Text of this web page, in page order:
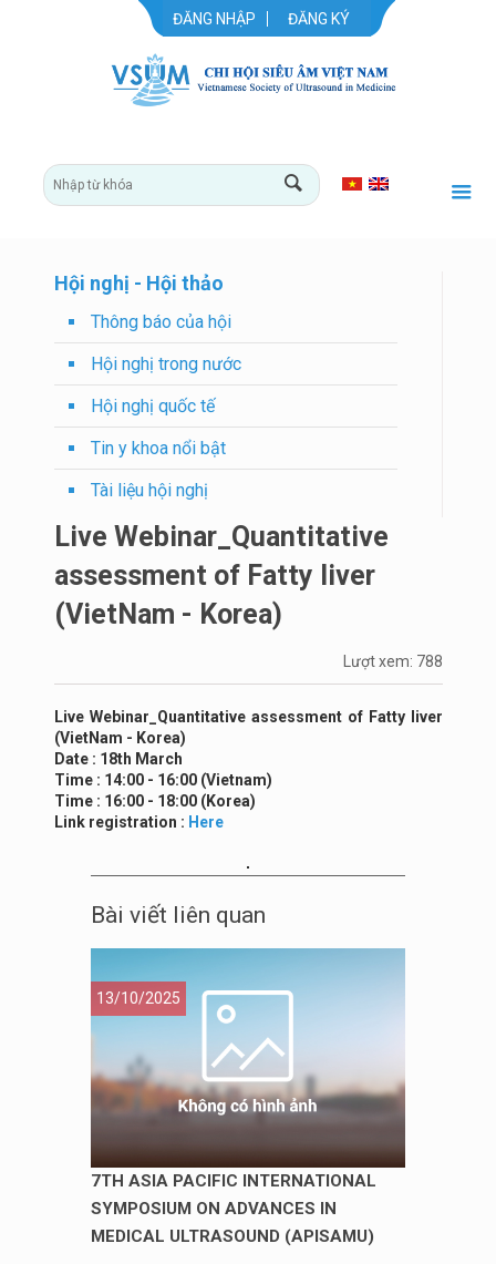
ĐĂNG NHẬP ĐĂNG KÝ
Hội nghị - Hội thảo
Thông báo của hội
Hội nghị trong nước
Hội nghị quốc tế
Tin y khoa nổi bật
Tài liệu hội nghị
Live Webinar_Quantitative
assessment of Fatty liver
(VietNam - Korea)
Lượt xem: 788
Live Webinar_Quantitative assessment of Fatty liver
(VietNam - Korea)
Date : 18th March
Time : 14:00 - 16:00 (Vietnam)
Time : 16:00 - 18:00 (Korea)
Link registration : Here
Bài viết liên quan
13/10/2025
7TH ASIA PACIFIC INTERNATIONAL
SYMPOSIUM ON ADVANCES IN
MEDICAL ULTRASOUND (APISAMU)